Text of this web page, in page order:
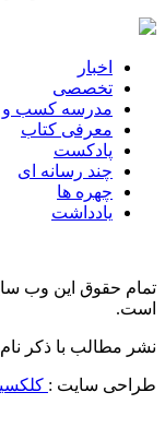
اخبار
تخصصی
مدرسه کسب و
معرفی کتاب
پادکست
چند رسانه ای
چهره ها
یادداشت
تمام حقوق این وب
است.
نشر مطالب با ذکر
طراحی سایت :